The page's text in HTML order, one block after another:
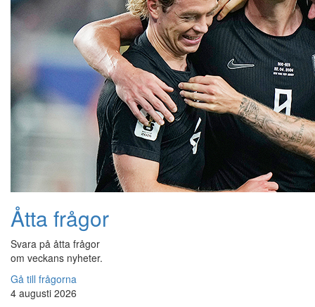
Åtta frågor
Svara på åtta frågor
om veckans nyheter.
Gå till frågorna
4 augusti 2026